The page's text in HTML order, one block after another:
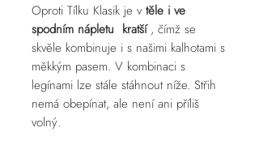
Oproti Tílku Klasik je vtěle i ve
spodním nápletu kratší, čímž se
skvěle kombinuje i s našimi kalhotami s
měkkým pasem. V kombinaci s
legínami lze stále stáhnout níže. Střih
nemá obepínat, ale není ani příliš
volný.